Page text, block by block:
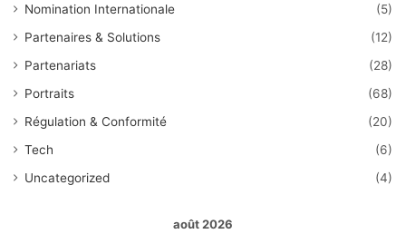
Nomination Internationale
(5)
Partenaires & Solutions
(12)
Partenariats
(28)
Portraits
(68)
Régulation & Conformité
(20)
Tech
(6)
Uncategorized
(4)
août 2026